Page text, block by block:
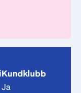
Kundklubb
Ja